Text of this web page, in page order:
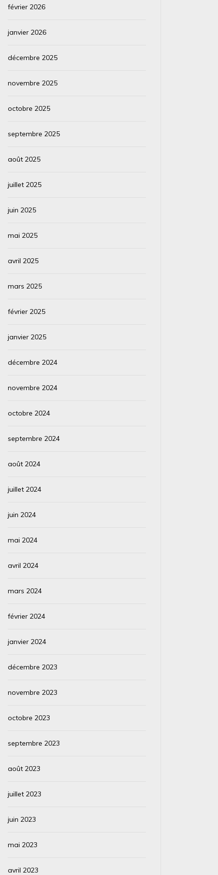
février 2026
janvier 2026
décembre 2025
novembre 2025
octobre 2025
septembre 2025
août 2025
juillet 2025
juin 2025
mai 2025
avril 2025
mars 2025
février 2025
janvier 2025
décembre 2024
novembre 2024
octobre 2024
septembre 2024
août 2024
juillet 2024
juin 2024
mai 2024
avril 2024
mars 2024
février 2024
janvier 2024
décembre 2023
novembre 2023
octobre 2023
septembre 2023
août 2023
juillet 2023
juin 2023
mai 2023
avril 2023